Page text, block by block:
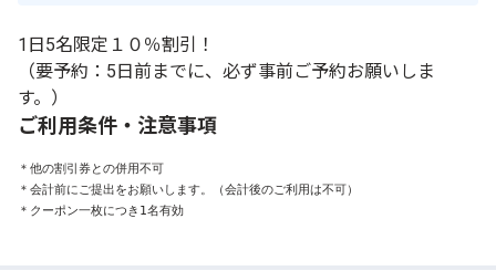
1日5名限定１０％割引！
（要予約：5日前までに、必ず事前ご予約お願いしま
す。）
ご利用条件・注意事項
＊他の割引券との併用不可
＊会計前にご提出をお願いします。（会計後のご利用は不可）
＊クーポン一枚につき1名有効